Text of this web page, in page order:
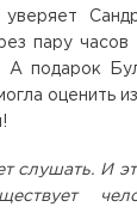
пару
А подарок
оценить
слушать. И